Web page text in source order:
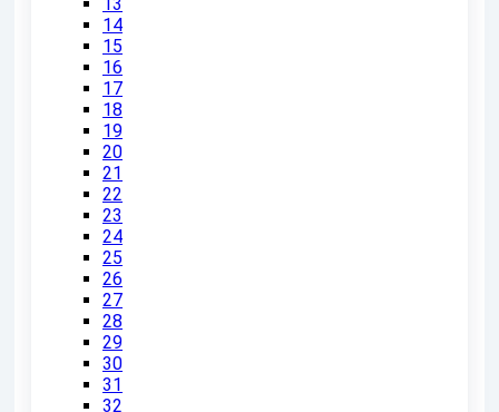
13
14
15
16
17
18
19
20
21
22
23
24
25
26
27
28
29
30
31
32